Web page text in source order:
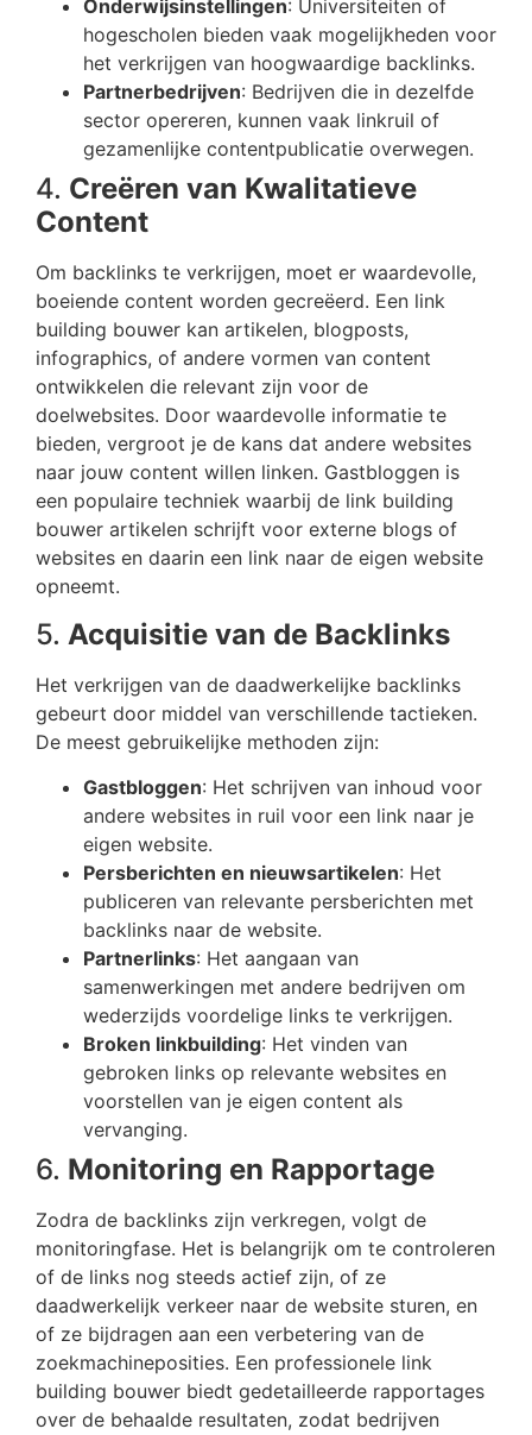
Onderwijsinstellingen: Universiteiten of
hogescholen bieden vaak mogelijkheden voor
het verkrijgen van hoogwaardige backlinks.
Partnerbedrijven: Bedrijven die in dezelfde
sector opereren, kunnen vaak linkruil of
gezamenlijke contentpublicatie overwegen.
4. Creëren van Kwalitatieve
Content
Om backlinks te verkrijgen, moet er waardevolle,
boeiende content worden gecreëerd. Een link
building bouwer kan artikelen, blogposts,
infographics, of andere vormen van content
ontwikkelen die relevant zijn voor de
doelwebsites. Door waardevolle informatie te
bieden, vergroot je de kans dat andere websites
naar jouw content willen linken. Gastbloggen is
een populaire techniek waarbij de link building
bouwer artikelen schrijft voor externe blogs of
websites en daarin een link naar de eigen website
opneemt.
5. Acquisitie van de Backlinks
Het verkrijgen van de daadwerkelijke backlinks
gebeurt door middel van verschillende tactieken.
De meest gebruikelijke methoden zijn:
Gastbloggen: Het schrijven van inhoud voor
andere websites in ruil voor een link naar je
eigen website.
Persberichten en nieuwsartikelen: Het
publiceren van relevante persberichten met
backlinks naar de website.
Partnerlinks: Het aangaan van
samenwerkingen met andere bedrijven om
wederzijds voordelige links te verkrijgen.
Broken linkbuilding: Het vinden van
gebroken links op relevante websites en
voorstellen van je eigen content als
vervanging.
6. Monitoring en Rapportage
Zodra de backlinks zijn verkregen, volgt de
monitoringfase. Het is belangrijk om te controleren
of de links nog steeds actief zijn, of ze
daadwerkelijk verkeer naar de website sturen, en
of ze bijdragen aan een verbetering van de
zoekmachineposities. Een professionele link
building bouwer biedt gedetailleerde rapportages
over de behaalde resultaten, zodat bedrijven